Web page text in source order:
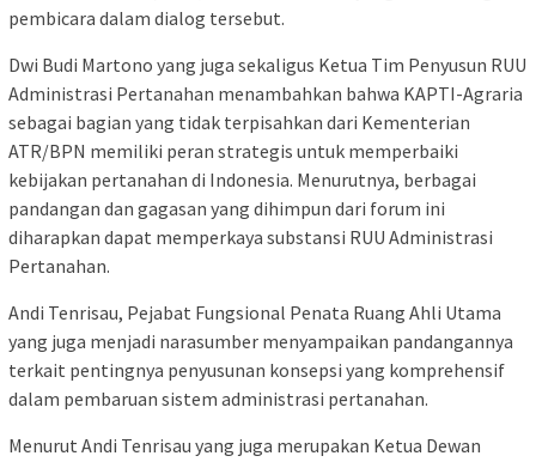
pembicara dalam dialog tersebut.
Dwi Budi Martono yang juga sekaligus Ketua Tim Penyusun RUU
Administrasi Pertanahan menambahkan bahwa KAPTI-Agraria
sebagai bagian yang tidak terpisahkan dari Kementerian
ATR/BPN memiliki peran strategis untuk memperbaiki
kebijakan pertanahan di Indonesia. Menurutnya, berbagai
pandangan dan gagasan yang dihimpun dari forum ini
diharapkan dapat memperkaya substansi RUU Administrasi
Pertanahan.
Andi Tenrisau, Pejabat Fungsional Penata Ruang Ahli Utama
yang juga menjadi narasumber menyampaikan pandangannya
terkait pentingnya penyusunan konsepsi yang komprehensif
dalam pembaruan sistem administrasi pertanahan.
Menurut Andi Tenrisau yang juga merupakan Ketua Dewan